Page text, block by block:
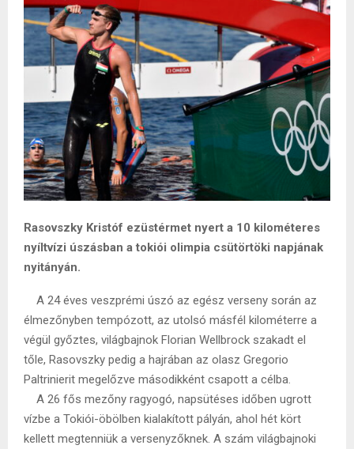
Rasovszky Kristóf ezüstérmet nyert a 10 kilométeres
nyíltvízi úszásban a tokiói olimpia csütörtöki napjának
nyitányán.
A 24 éves veszprémi úszó az egész verseny során az
élmezőnyben tempózott, az utolsó másfél kilométerre a
végül győztes, világbajnok Florian Wellbrock szakadt el
tőle, Rasovszky pedig a hajrában az olasz Gregorio
Paltrinierit megelőzve másodikként csapott a célba.
A 26 fős mezőny ragyogó, napsütéses időben ugrott
vízbe a Tokiói-öbölben kialakított pályán, ahol hét kört
kellett megtenniük a versenyzőknek. A szám világbajnoki